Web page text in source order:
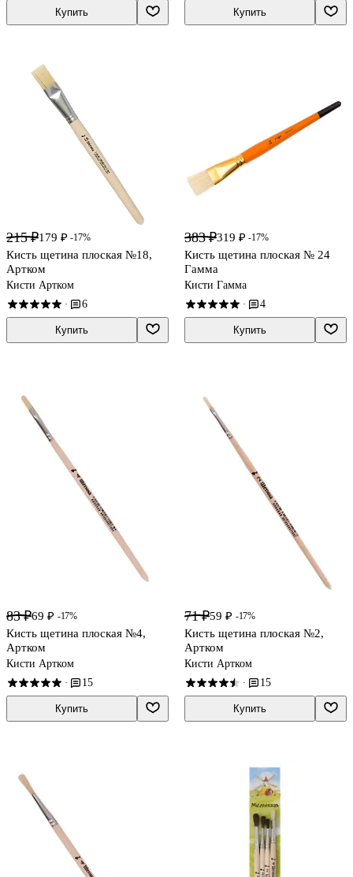
Купить Купить
215 ₽179 ₽ -17%
Кисть щетина плоская №18,
Артком
Кисти Артком
· 6
Купить
383 ₽319 ₽ -17%
Кисть щетина плоская № 24
Гамма
Кисти Гамма
· 4
Купить
83 ₽69 ₽ -17%
Кисть щетина плоская №4,
Артком
Кисти Артком
· 15
Купить
71 ₽59 ₽ -17%
Кисть щетина плоская №2,
Артком
Кисти Артком
· 15
Купить